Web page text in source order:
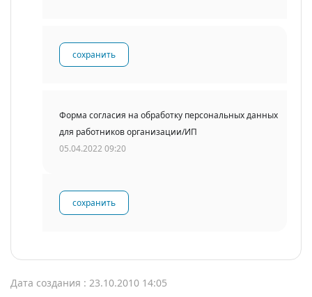
сохранить
Форма согласия на обработку персональных данных
для работников организации/ИП
05.04.2022 09:20
сохранить
Дата создания : 23.10.2010 14:05